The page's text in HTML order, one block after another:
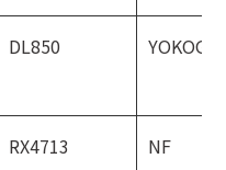
DL850
RX4713 NF